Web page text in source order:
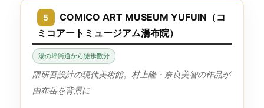
5
COMICO ART MUSEUM YUFUIN（コ
ミコアートミュージアム湯布院）
湯の坪街道から徒歩数分
隈研吾設計の現代美術館。村上隆・奈良美智の作品が
由布岳を背景に